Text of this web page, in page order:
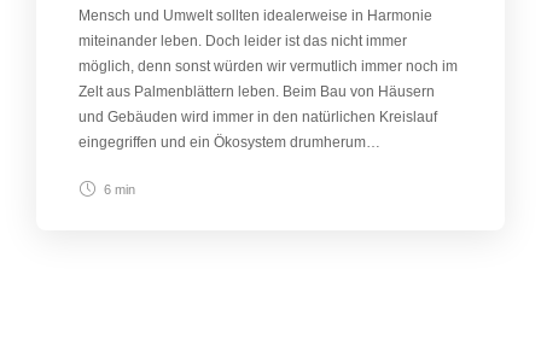
Mensch und Umwelt sollten idealerweise in Harmonie
miteinander leben. Doch leider ist das nicht immer
möglich, denn sonst würden wir vermutlich immer noch im
Zelt aus Palmenblättern leben. Beim Bau von Häusern
und Gebäuden wird immer in den natürlichen Kreislauf
eingegriffen und ein Ökosystem drumherum…
6 min